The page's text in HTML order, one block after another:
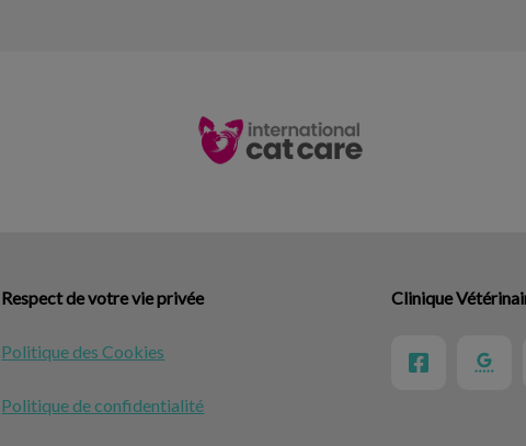
Respect de votre vie privée
Politique des Cookies
Politique de confidentialité
Clinique